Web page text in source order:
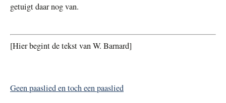
getuigt daar nog van.
[Hier begint de tekst van W. Barnard]
Geen paaslied en toch een paaslied